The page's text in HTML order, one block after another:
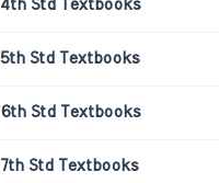
4th Std Textbooks
5th Std Textbooks
6th Std Textbooks
7th Std Textbooks